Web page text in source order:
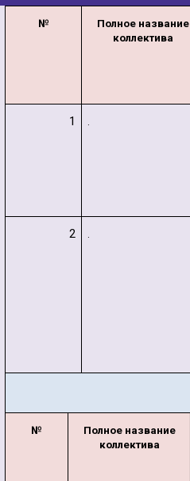
№
Полное название
коллектива
1 .
2 .
№
Полное название
коллектива